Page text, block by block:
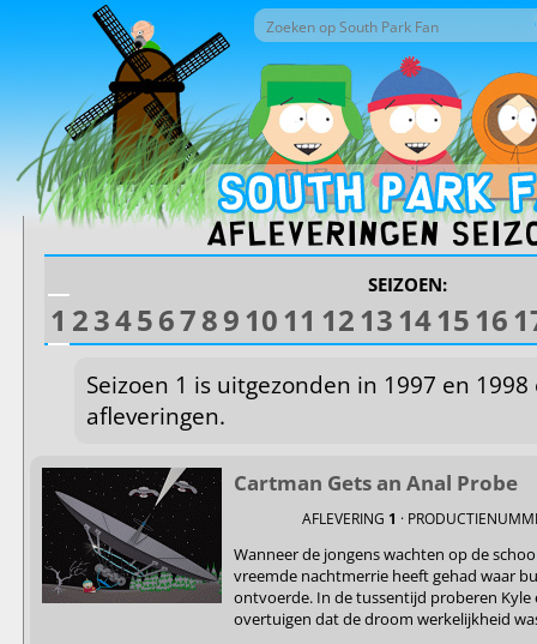
Overslaan en naar de inhoud gaan
Zoekveld
Zoek door deze site
Afleveringen
SEIZOEN:
1 234567891011 1213141516
Seizoen 1 is uitgezonden in 1997 en
afleveringen.
Cartman Gets an Anal Probe
AFLEVERING 1 ·
Wanneer de jongens wachten op de
vreemde nachtmerrie heeft gehad waar
ontvoerde. In de tussentijd proberen Kyle
overtuigen dat de droom werkelijkheid